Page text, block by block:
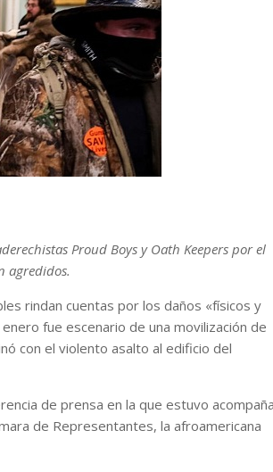
Proud Boys y Oath Keepers por el
agredidos.
rindan cuentas por los daños «físicos y
fue escenario de una movilización de
con el violento asalto al edificio del
de prensa en la que estuvo
de Representantes, la afroamericana